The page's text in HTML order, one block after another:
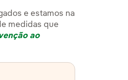
e estamos na
medidas que
ao